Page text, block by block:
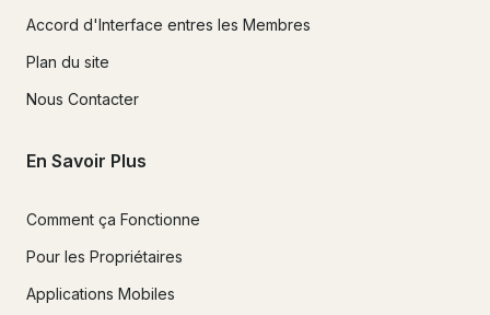
Accord d'Interface entres les Membres
Plan du site
Nous Contacter
En Savoir Plus
Comment ça Fonctionne
Pour les Propriétaires
Applications Mobiles